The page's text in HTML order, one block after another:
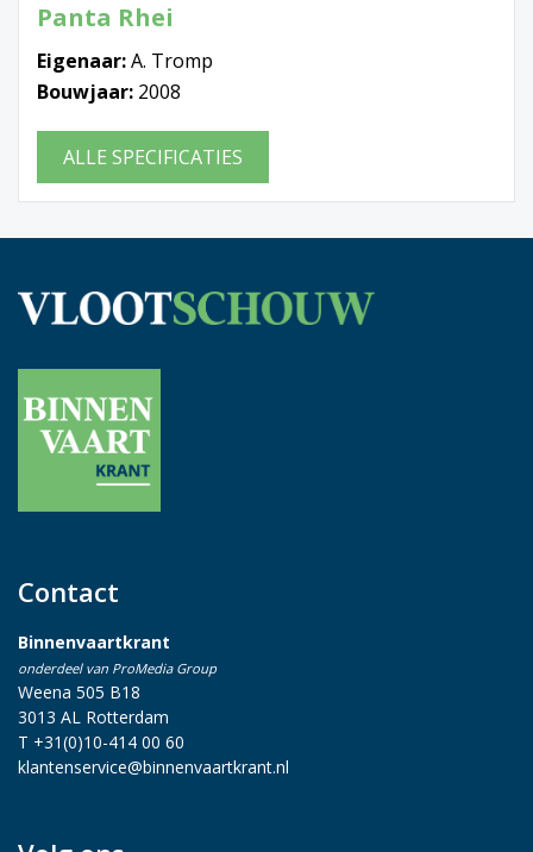
Panta Rhei
Eigenaar:A. Tromp
Bouwjaar: 2008
ALLE SPECIFICATIES
Contact
Binnenvaartkrant
onderdeel van ProMedia Group
Weena 505 B18
3013 AL Rotterdam
T +31(0)10-414 00 60
klantenservice@binnenvaartkrant.nl